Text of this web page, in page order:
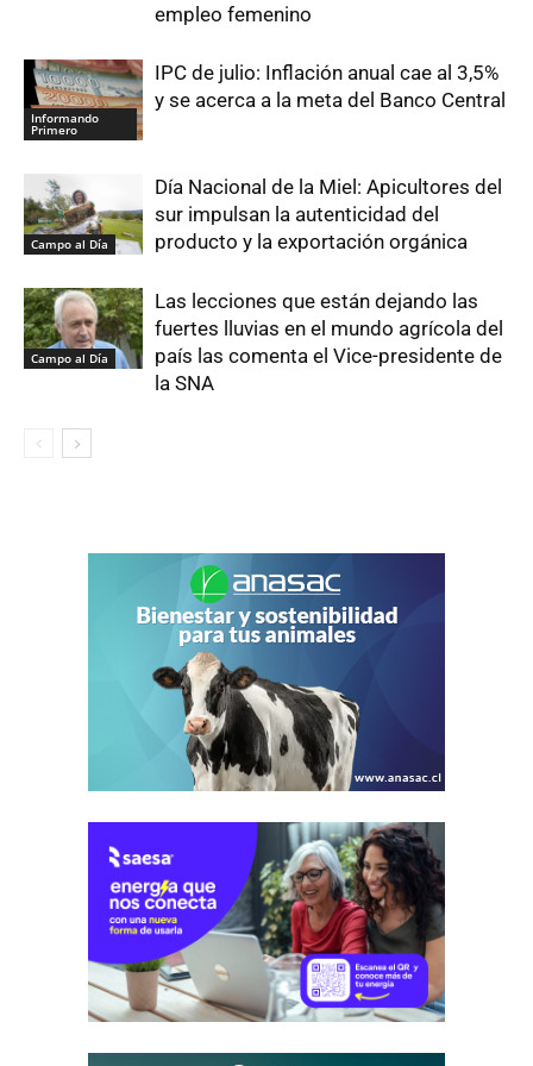
empleo femenino
Informando
Primero
IPC de julio: Inflación anual cae al 3,5%
y se acerca a la meta del Banco Central
Campo al Día
Día Nacional de la Miel: Apicultores del
sur impulsan la autenticidad del
producto y la exportación orgánica
Campo al Día
Las lecciones que están dejando las
fuertes lluvias en el mundo agrícola del
país las comenta el Vice-presidente de
la SNA